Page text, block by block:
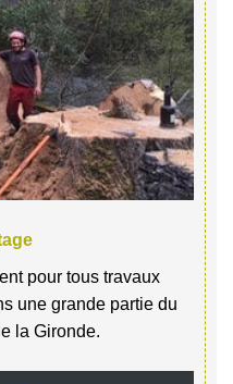
pour tous travaux
une grande partie du
la Gironde.